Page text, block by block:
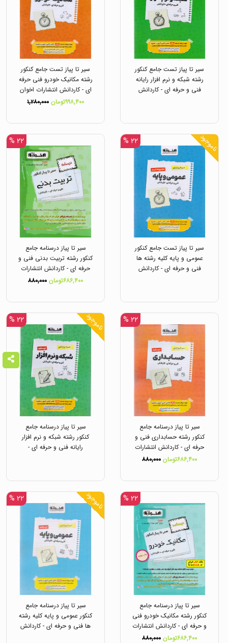
سیر تا پیاز تست جامع کنکور
رشته شبکه و نرم افزار رایانه
فنی و حرفه ای - کاردانش
سیر تا پیاز تست جامع کنکور
رشته مکانیک خودرو فنی حرفه
ای - کاردانش انتشارات اخوان
۹۹۸,۴۰۰تومان
۱,۲۸۰,۰۰۰
ناموجود ۲۲ %
سیر تا پیاز تست جامع کنکور
عمومی و پایه کلیه رشته ها
فنی و حرفه ای - کاردانش
۲۲ %
سیر تا پیاز درسنامه جامع
کنکور رشته تربیت بدنی فنی و
حرفه ای - کاردانش انتشارات
اخوان۶۸۶,۴۰۰تومان ۸۸۰,۰۰۰
۲۲ %
سیر تا پیاز درسنامه جامع
کنکور رشته حسابداری فنی و
حرفه ای - کاردانش انتشارات
اخوان۶۸۶,۴۰۰تومان ۸۸۰,۰۰۰
ناموجود ۲۲ %
سیر تا پیاز درسنامه جامع
کنکور رشته شبکه و نرم افزار
رایانه فنی و حرفه ای -
۲۲ %
سیر تا پیاز درسنامه جامع
کنکور رشته مکانیک خودرو فنی
و حرفه ای - کاردانش انتشارات
اخوان۶۸۶,۴۰۰تومان ۸۸۰,۰۰۰
ناموجود ۲۲ %
سیر تا پیاز درسنامه جامع
کنکور عمومی و پایه کلیه رشته
ها فنی و حرفه ای - کاردانش